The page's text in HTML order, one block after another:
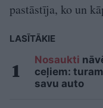
pastāstīja, ko un
LASĪTĀKIE
Nosaukti
ceļiem:
savu auto